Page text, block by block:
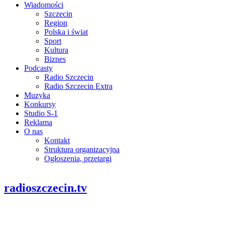
Wiadomości
Szczecin
Region
Polska i świat
Sport
Kultura
Biznes
Podcasty
Radio Szczecin
Radio Szczecin Extra
Muzyka
Konkursy
Studio S-1
Reklama
O nas
Kontakt
Struktura organizacyjna
Ogłoszenia, przetargi
radioszczecin.tv